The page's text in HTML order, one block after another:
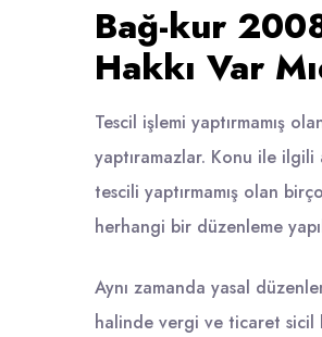
Bağ-kur
Hakkı Var
Tescil işlemi yaptırmamış
yaptıramazlar. Konu ile ilgili
tescili yaptırmamış olan
herhangi bir düzenleme
Aynı zamanda yasal
halinde vergi ve ticaret sicil